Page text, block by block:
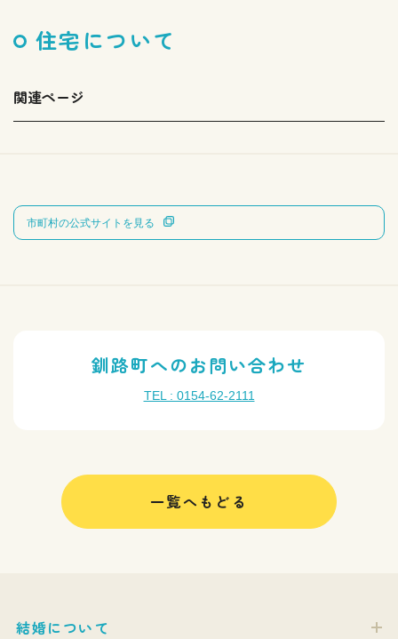
住宅について
関連ページ
市町村の公式サイトを見る
釧路町へのお問い合わせ
TEL : 0154-62-2111
一覧へもどる
結婚について